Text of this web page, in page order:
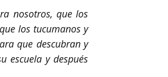
nosotros, que los
los tucumanos y
que descubran y
escuela y después